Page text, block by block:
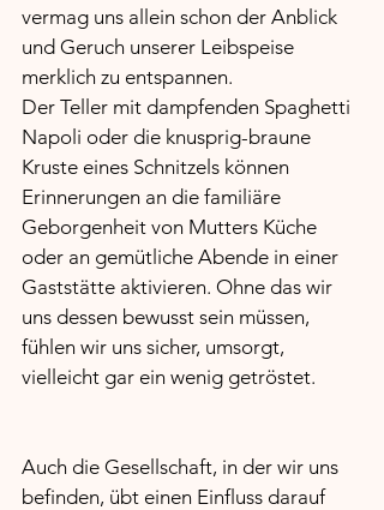
vermag uns allein schon der Anblick
und Geruch unserer Leibspeise
merklich zu entspannen.
Der Teller mit dampfenden Spaghetti
Napoli oder die knusprig-braune
Kruste eines Schnitzels können
Erinnerungen an die familiäre
Geborgenheit von Mutters Küche
oder an gemütliche Abende in einer
Gaststätte aktivieren. Ohne das wir
uns dessen bewusst sein müssen,
fühlen wir uns sicher, umsorgt,
vielleicht gar ein wenig getröstet.
Auch die Gesellschaft, in der wir uns
befinden, übt einen Einfluss darauf